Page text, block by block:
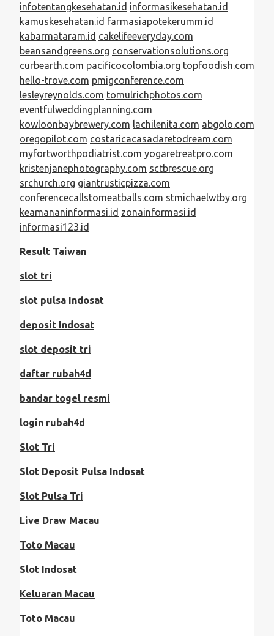
infotentangkesehatan.id informasikesehatan.id
kamuskesehatan.id farmasiapotekerumm.id
kabarmataram.id cakelifeeveryday.com
beansandgreens.org conservationsolutions.org
curbearth.com pacificocolombia.org topfoodish.com
hello-trove.com pmigconference.com
lesleyreynolds.com tomulrichphotos.com
eventfulweddingplanning.com
kowloonbaybrewery.com lachilenita.com abgolo.com
oregopilot.com costaricacasadaretodream.com
myfortworthpodiatrist.com yogaretreatpro.com
kristenjanephotography.com sctbrescue.org
srchurch.org giantrusticpizza.com
conferencecallstomeatballs.com stmichaelwtby.org
keamananinformasi.id zonainformasi.id
informasi123.id
Result Taiwan
slot tri
slot pulsa Indosat
deposit Indosat
slot deposit tri
daftar rubah4d
bandar togel resmi
login rubah4d
Slot Tri
Slot Deposit Pulsa Indosat
Slot Pulsa Tri
Live Draw Macau
Toto Macau
Slot Indosat
Keluaran Macau
Toto Macau